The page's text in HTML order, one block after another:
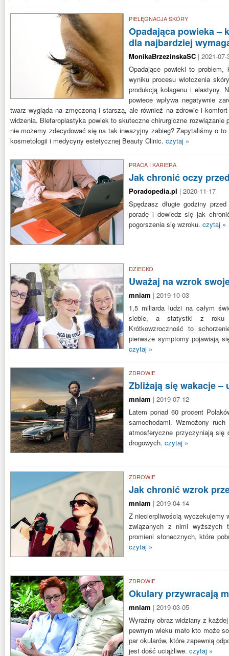
PIELĘGNACJA SKÓRY
Opadająca powieka –
dla najbardziej
MonikaBrzezinskaSC | 2021-07-
Opadające powieki to
wyniku procesu wiotczenia
produkcją kolagenu i elastyny.
powiece wpływa negatywnie
twarz wygląda na zmęczoną i starszą, ale również na zdrowie i
widzenia. Blefaroplastyka powiek to skuteczne chirurgiczne rozwiązanie
nie możemy zdecydować się na tak inwazyjny zabieg? Zapytaliśmy o to
kosmetologii i medycyny estetycznej Beauty Clinic. czytaj »
PRACA I KARIERA
Jak chronić oczy
Poradopedia.pl | 2020-11-17
Spędzasz długie godziny
poradę i dowiedz się jak
pogorszenia się wzroku. czytaj »
DZIECKO
Uważaj na wzrok
mniam | 2019-10-03
1,5 miliarda ludzi na całym
siebie, a statystki z roku
Krótkowzroczność to
pierwsze symptomy pojawiają
czytaj »
ZDROWIE
Zbliżają się wakacje –
mniam | 2019-07-12
Latem ponad 60 procent
samochodami. Wzmożony
atmosferyczne przyczyniają się
drogowych. czytaj »
ZDROWIE
Jak chronić wzrok
mniam | 2019-04-14
Z niecierpliwością wyczekujemy
związanych z nimi wyższych
promieni słonecznych, które
czytaj »
ZDROWIE
Okulary przywracają
mniam | 2019-03-05
Wyraźny obraz widziany z
pewnym wieku mało kto może
par okularów, które zapewnią
jest dość uciążliwe. czytaj »